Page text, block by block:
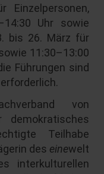
Uhr sowie
bis 26. März für
11:30–13:00
Führungen sind
von
Teilhabe
des einewelt
interkulturellen